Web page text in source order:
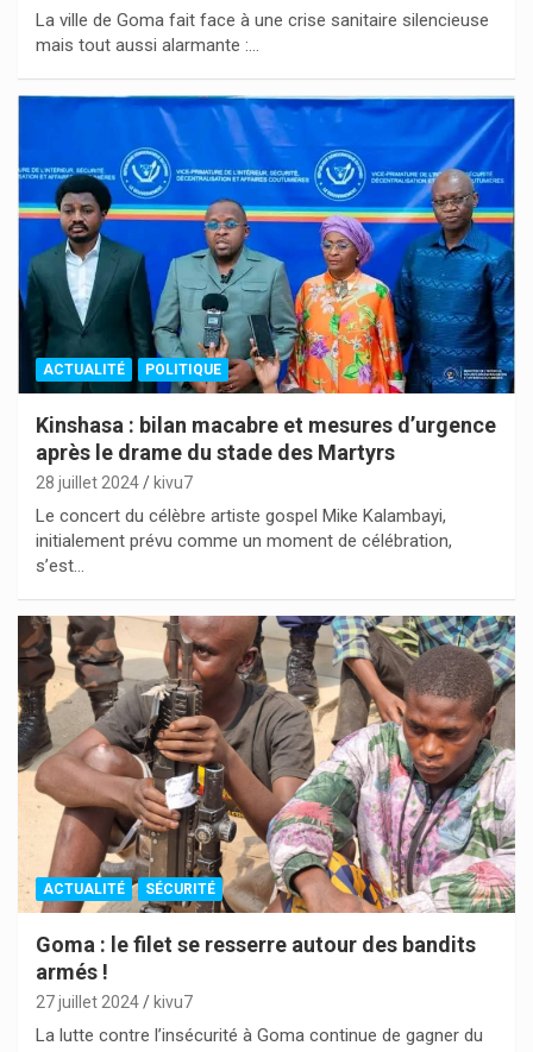
La ville de Goma fait face à une crise sanitaire silencieuse
mais tout aussi alarmante :…
ACTUALITÉ POLITIQUE
Kinshasa : bilan macabre et mesures d’urgence
après le drame du stade des Martyrs
28 juillet 2024 kivu7
Le concert du célèbre artiste gospel Mike Kalambayi,
initialement prévu comme un moment de célébration,
s’est…
ACTUALITÉ SÉCURITÉ
Goma : le filet se resserre autour des bandits
armés !
27 juillet 2024 kivu7
La lutte contre l’insécurité à Goma continue de gagner du